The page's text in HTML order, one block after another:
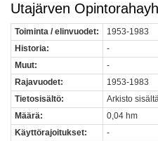
Utajärven
Toiminta / elinvuodet:
1953-1983
Historia:
-
Muut:
-
Rajavuodet:
1953-1983
Tietosisältö:
Arkisto
Määrä:
0,04 hm
Käyttörajoitukset:
-